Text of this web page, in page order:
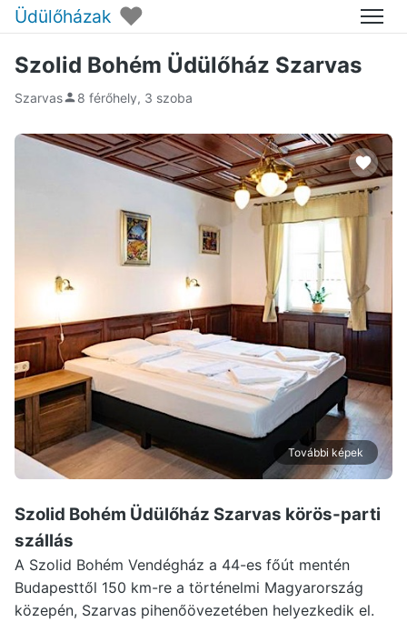
Üdülőházak ♥ Menü
Szolid Bohém Üdülőház Szarvas
Szarvas 8 férőhely, 3 szoba
További képek
Szolid Bohém Üdülőház Szarvas körös-parti
szállás
A Szolid Bohém Vendégház a 44-es főút mentén
Budapesttől 150 km-re a történelmi Magyarország
közepén, Szarvas pihenőövezetében helyezkedik el.